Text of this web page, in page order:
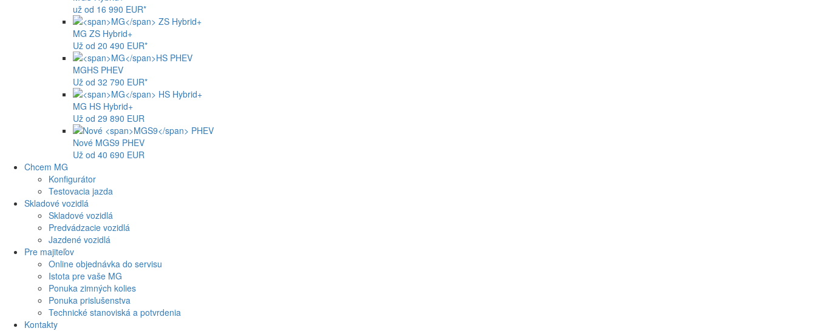
už od 16 990 EUR*
MG ZS Hybrid+
Už od 20 490 EUR*
MGHS PHEV
Už od 32 790 EUR*
MG HS Hybrid+
Už od 29 890 EUR
Nové MGS9 PHEV
Už od 40 690 EUR
Chcem MG
Konfigurátor
Testovacia jazda
Skladové vozidlá
Skladové vozidlá
Predvádzacie vozidlá
Jazdené vozidlá
Pre majiteľov
Online objednávka do servisu
Istota pre vaše MG
Ponuka zimných kolies
Ponuka prislušenstva
Technické stanoviská a potvrdenia
Kontakty